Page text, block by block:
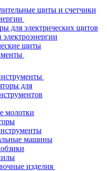
щиты и счетчики
для электрических щитов
щиты
для
молотки
машины
изделия